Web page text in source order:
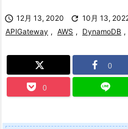
 12月 13, 2020  10月 13,
APIGateway , AWS , DynamoDB ,
0
0